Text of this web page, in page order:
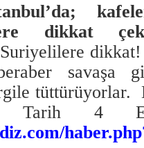
dikkat
dikkat!
savaşa
tüttürüyorlar.
Tarih 4